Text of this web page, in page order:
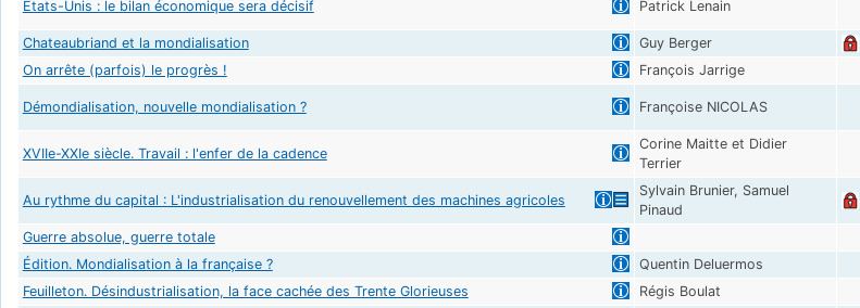
États-Unis : le bilan économique sera décisif Patrick Lenain
Chateaubriand et la mondialisation Guy Berger
On arrête (parfois) le progrès !
François Jarrige
Démondialisation, nouvelle mondialisation ? Françoise NICOLAS
XVIIe-XXIe siècle. Travail : l'enfer de la cadence
Corine Maitte et Didier
Terrier
Au rythme du capital : L'industrialisation du renouvellement des machines agricoles
Sylvain Brunier, Samuel
Pinaud
Guerre absolue, guerre totale
Édition. Mondialisation à la française ?
Quentin Deluermos
Feuilleton. Désindustrialisation, la face cachée des Trente Glorieuses
Régis Boulat